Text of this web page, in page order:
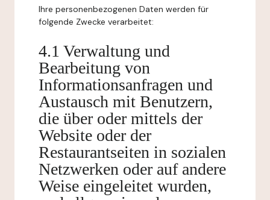
Ihre personenbezogenen Daten werden für
folgende Zwecke verarbeitet:
4.1 Verwaltung und
Bearbeitung von
Informationsanfragen und
Austausch mit Benutzern,
die über oder mittels der
Website oder der
Restaurantseiten in sozialen
Netzwerken oder auf andere
Weise eingeleitet wurden,